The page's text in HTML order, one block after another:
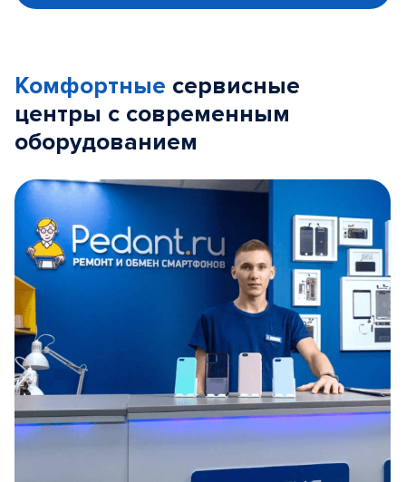
Комфортные сервисные
центры с современным
оборудованием